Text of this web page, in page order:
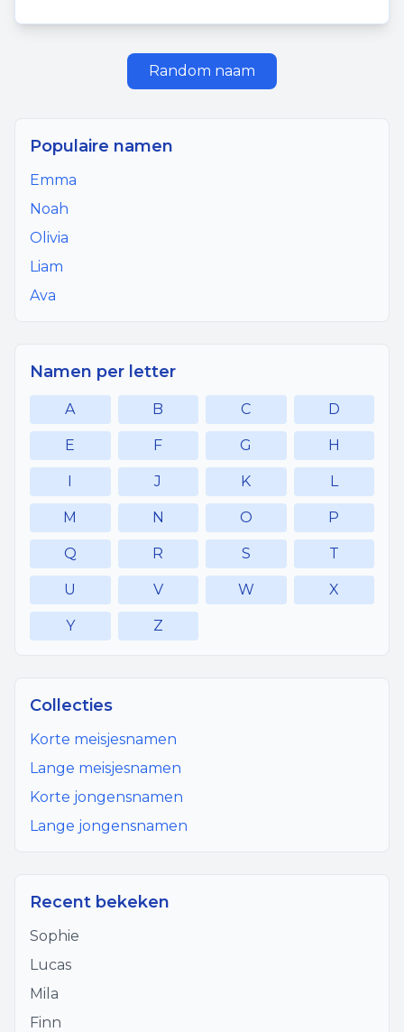
Random naam
Populaire namen
Emma
Noah
Olivia
Liam
Ava
Namen per letter
A B C D
E F G H
I J K L
M N O P
Q R S T
U V W X
Y Z
Collecties
Korte meisjesnamen
Lange meisjesnamen
Korte jongensnamen
Lange jongensnamen
Recent bekeken
Sophie
Lucas
Mila
Finn